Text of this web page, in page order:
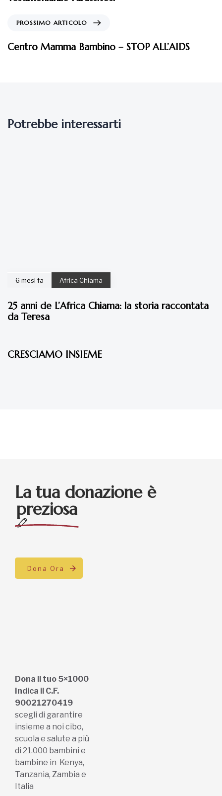
PROSSIMO ARTICOLO
Centro Mamma Bambino – STOP ALL’AIDS
Potrebbe interessarti
6 mesi fa Africa Chiama
25 anni de L’Africa Chiama: la storia raccontata
da Teresa
CRESCIAMO INSIEME
La tua donazione è
preziosa
Dona Ora
Dona il tuo 5×1000
Indica il C.F.
90021270419
scegli di garantire
insieme a noi cibo,
scuola e salute a più
di 21.000 bambini e
bambine in Kenya,
Tanzania, Zambia e
Italia